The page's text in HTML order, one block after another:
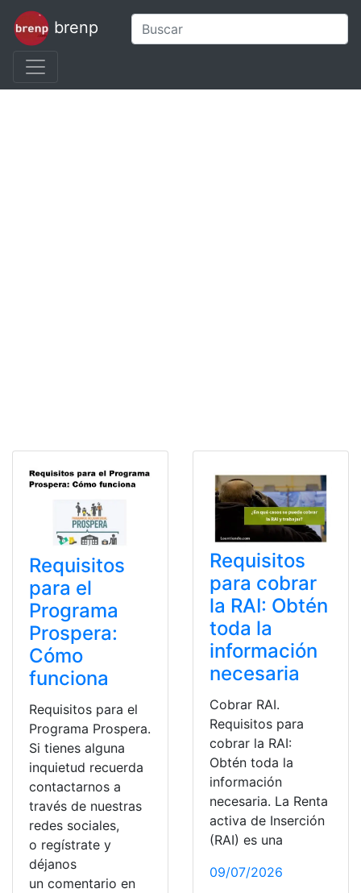
brenp
Requisitos
para el
Programa
Prospera:
Cómo
funciona
Requisitos para el
Programa Prospera.
Si tienes alguna
inquietud recuerda
contactarnos a
través de nuestras
redes sociales,
o regístrate y
déjanos
un comentario en
Requisitos
para cobrar
la RAI: Obtén
toda la
información
necesaria
Cobrar RAI.
Requisitos para
cobrar la RAI:
Obtén toda la
información
necesaria. La Renta
activa de Inserción
(RAI) es una
09/07/2026